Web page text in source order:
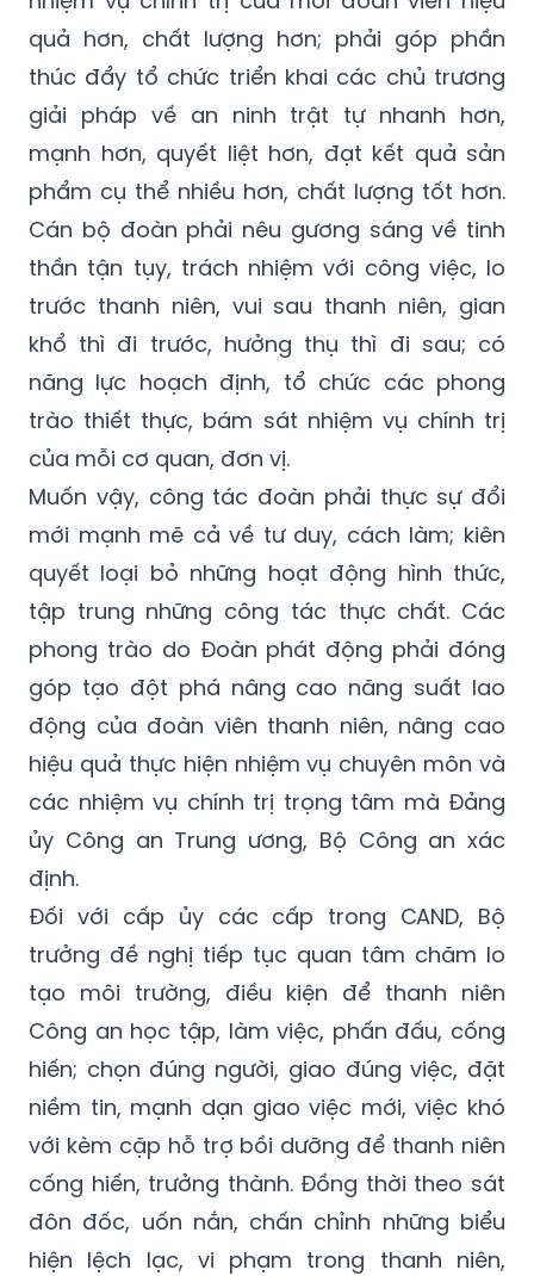
quả hơn, chất lượng hơn; phải góp phần
thúc đẩy tổ chức triển khai các chủ trương
giải pháp về an ninh trật tự nhanh hơn,
mạnh hơn, quyết liệt hơn, đạt kết quả sản
phẩm cụ thể nhiều hơn, chất lượng tốt hơn.
Cán bộ đoàn phải nêu gương sáng về tinh
thần tận tụy, trách nhiệm với công việc, lo
trước thanh niên, vui sau thanh niên, gian
khổ thì đi trước, hưởng thụ thì đi sau; có
năng lực hoạch định, tổ chức các phong
trào thiết thực, bám sát nhiệm vụ chính trị
của mỗi cơ quan, đơn vị.
Muốn vậy, công tác đoàn phải thực sự đổi
mới mạnh mẽ cả về tư duy, cách làm; kiên
quyết loại bỏ những hoạt động hình thức,
tập trung những công tác thực chất. Các
phong trào do Đoàn phát động phải đóng
góp tạo đột phá nâng cao năng suất lao
động của đoàn viên thanh niên, nâng cao
hiệu quả thực hiện nhiệm vụ chuyên môn và
các nhiệm vụ chính trị trọng tâm mà Đảng
ủy Công an Trung ương, Bộ Công an xác
định.
Đối với cấp ủy các cấp trong CAND, Bộ
trưởng đề nghị tiếp tục quan tâm chăm lo
tạo môi trường, điều kiện để thanh niên
Công an học tập, làm việc, phấn đấu, cống
hiến; chọn đúng người, giao đúng việc, đặt
niềm tin, mạnh dạn giao việc mới, việc khó
với kèm cặp hỗ trợ bồi dưỡng để thanh niên
cống hiến, trưởng thành. Đồng thời theo sát
đôn đốc, uốn nắn, chấn chỉnh những biểu
hiện lệch lạc, vi phạm trong thanh niên,